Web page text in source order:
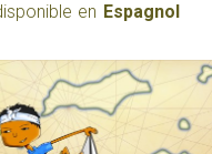
en Espagnol